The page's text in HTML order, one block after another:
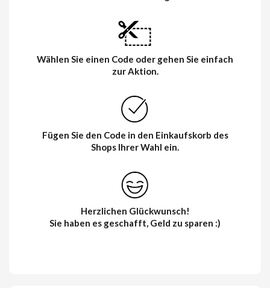
Wählen Sie einen Code oder gehen Sie einfach
zur Aktion.
Fügen Sie den Code in den Einkaufskorb des
Shops Ihrer Wahl ein.
Herzlichen Glückwunsch!
Sie haben es geschafft, Geld zu sparen :)